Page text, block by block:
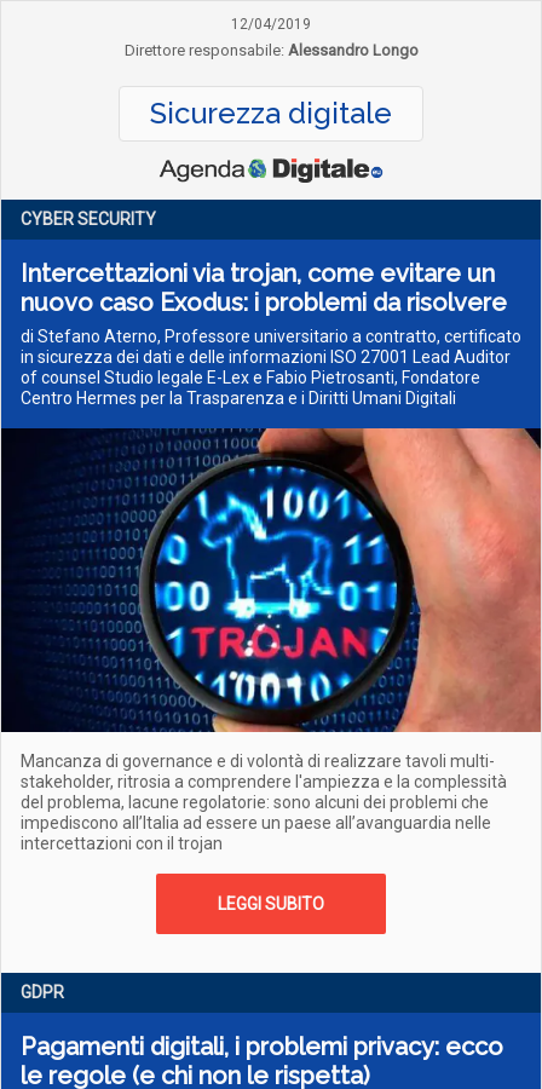
12/04/2019
Direttore responsabile: Alessandro Longo
Sicurezza digitale
CYBER SECURITY
Intercettazioni via trojan, come evitare un
nuovo caso Exodus: i problemi da risolvere
di Stefano Aterno, Professore universitario a contratto, certificato
in sicurezza dei dati e delle informazioni ISO 27001 Lead Auditor
of counsel Studio legale E-Lex e Fabio Pietrosanti, Fondatore
Centro Hermes per la Trasparenza e i Diritti Umani Digitali
Mancanza di governance e di volontà di realizzare tavoli multi-
stakeholder, ritrosia a comprendere l'ampiezza e la complessità
del problema, lacune regolatorie: sono alcuni dei problemi che
impediscono all’Italia ad essere un paese all’avanguardia nelle
intercettazioni con il trojan
LEGGI SUBITO
GDPR
Pagamenti digitali, i problemi privacy: ecco
le regole (e chi non le rispetta)